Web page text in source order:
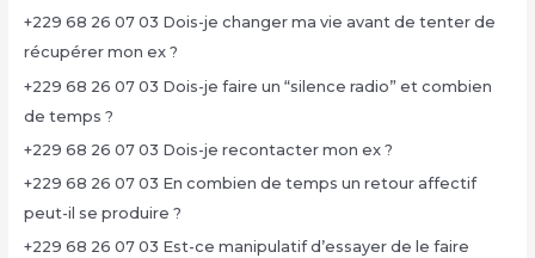
+229 68 26 07 03 Dois-je changer ma vie avant de tenter de
récupérer mon ex ?
+229 68 26 07 03 Dois-je faire un “silence radio” et combien
de temps ?
+229 68 26 07 03 Dois-je recontacter mon ex ?
+229 68 26 07 03 En combien de temps un retour affectif
peut-il se produire ?
+229 68 26 07 03 Est-ce manipulatif d’essayer de le faire